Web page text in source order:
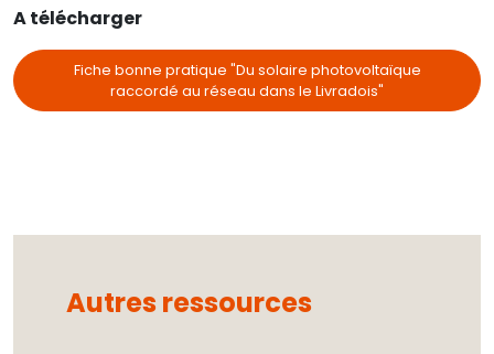
A télécharger
Fiche bonne pratique "Du solaire photovoltaïque
raccordé au réseau dans le Livradois"
Autres ressources